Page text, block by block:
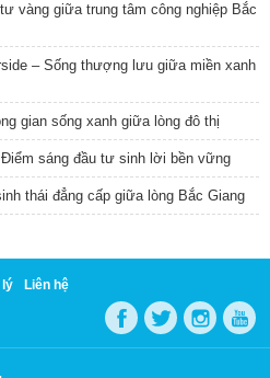
vàng giữa trung tâm công nghiệp Bắc
– Sống thượng lưu giữa miền xanh
gian sống xanh giữa lòng đô thị
sáng đầu tư sinh lời bền vững
thái đẳng cấp giữa lòng Bắc Giang
lý Liên hệ